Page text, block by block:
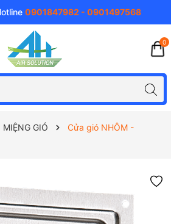
0901847982 - 0901497568
0
MIỆNG GIÓ
Cửa gió NHÔM -